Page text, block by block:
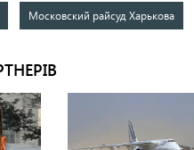
Московский райсуд Харькова